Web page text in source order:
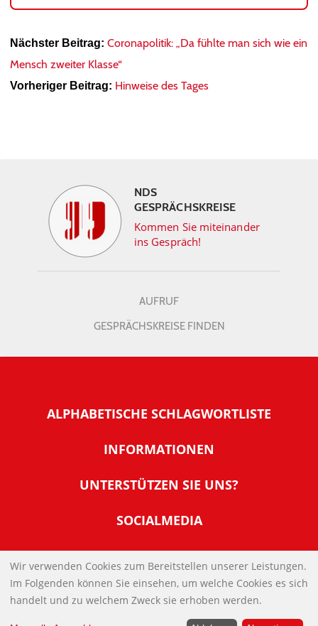
Nächster Beitrag: Coronapolitik: „Da fühlte man sich wie ein
Mensch zweiter Klasse“
Vorheriger Beitrag: Hinweise des Tages
NDS
GESPRÄCHSKREISE
Kommen Sie miteinander
ins Gespräch!
AUFRUF
GESPRÄCHSKREISE FINDEN
ALPHABETISCHE SCHLAGWORTLISTE
INFORMATIONEN
Warum NachDenkSeiten
Tipps zur Nutzung der NachDenkSeiten
Banner und E-Mail-Signaturen
Links
Kontakt
UNTERSTÜTZEN SIE UNS?
Werden Sie Fördermitglied
Spenden Sie Online
SOCIALMEDIA
IMPRESSUM
DATENSCHUTZERKLÄRUNG
Wir verwenden Cookies zum Bereitstellen unserer Leistungen.
Im Folgenden können Sie einsehen, um welche Cookies es sich
handelt und zu welchem Zweck sie erhoben werden.